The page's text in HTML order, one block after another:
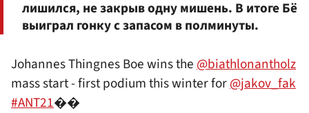
лишился, не закрыв одну мишень. В итоге Бё
выиграл гонку с запасом в полминуты.
Johannes Thingnes Boe wins the@biathlonantholz
mass start - first podium this winter for@jakov_fak
#ANT21��